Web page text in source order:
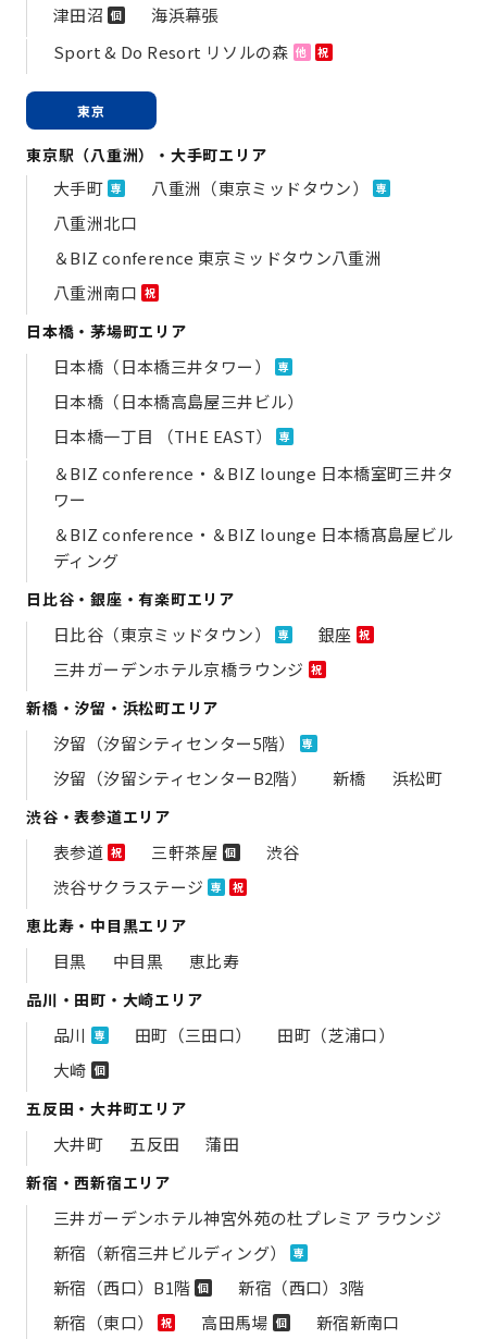
津田沼 個
海浜幕張
Sport & Do Resort リソルの森 他 祝
東京
東京駅（八重洲）・大手町エリア
大手町 専 八重洲（東京ミッドタウン） 専
八重洲北口
＆BIZ conference 東京ミッドタウン八重洲
八重洲南口 祝
日本橋・茅場町エリア
日本橋（日本橋三井タワー） 専
日本橋（日本橋高島屋三井ビル）
日本橋一丁目 （THE EAST）
専
＆BIZ conference・＆BIZ lounge 日本橋室町三井タ
ワー
＆BIZ conference・＆BIZ lounge 日本橋髙島屋ビル
ディング
日比谷・銀座・有楽町エリア
日比谷（東京ミッドタウン） 専 銀座 祝
三井ガーデンホテル京橋ラウンジ 祝
新橋・汐留・浜松町エリア
汐留（汐留シティセンター5階） 専
汐留（汐留シティセンターB2階） 新橋 浜松町
渋谷・表参道エリア
表参道 祝 三軒茶屋 個
渋谷
渋谷サクラステージ 専 祝
恵比寿・中目黒エリア
目黒 中目黒 恵比寿
品川・田町・大崎エリア
品川 専 田町（三田口）
田町（芝浦口）
大崎 個
五反田・大井町エリア
大井町 五反田 蒲田
新宿・西新宿エリア
三井ガーデンホテル神宮外苑の​杜プレミア ラウンジ
新宿（新宿三井ビルディング）
専
新宿（西口）B1階 個
新宿（西口）3階
新宿（東口）
祝 高田馬場 個 新宿新南口